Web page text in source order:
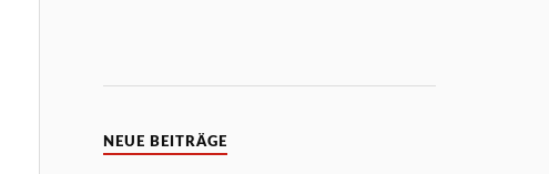
NEUE BEITRÄGE